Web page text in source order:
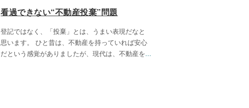
看過できない“不動産投棄”問題
登記ではなく、「投棄」とは、うまい表現だなと
思います。 ひと昔は、不動産を持っていれば安心
だという感覚がありましたが、現代は、不動産を...